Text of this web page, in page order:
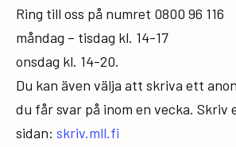
Ring till oss på numret 0800 96 116
måndag – tisdag kl. 14-17
onsdag kl. 14-20.
Du kan även välja att skriva ett
du får svar på inom en vecka. Skriv
sidan: skriv.mll.fi